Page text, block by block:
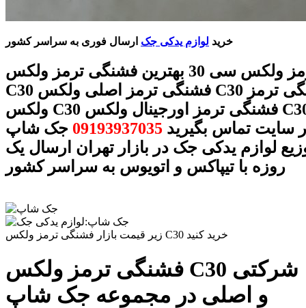
خرید لوازم یدکی جک ارسال فوری به سراسر کشور
فشنگی ترمز ولکس سی 30 بهترین فشنگی ترمز ولکس
C30 فشنگی ترمز اصلی ولکس C30 قیمت فشنگی ترمز
ولکس C30 فشنگی ترمز اورجینال ولکس C30 با شماره
سایت تماس بگیرید 09193937035 جک شاپ
لوازم یدکی جک در بازار تهران ارسال یک
روزه با تیپاکس و اتویوس به سراسر کشور
زیر قیمت بازار فشنگی ترمز ولکس C30 خرید کنید
فشنگی ترمز ولکس C30 شرکتی
و اصلی در مجموعه جک شاپ